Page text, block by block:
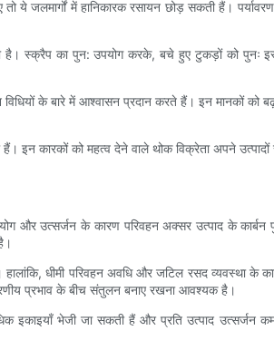
जलमार्गों में हानिकारक रसायन छोड़ सकती हैं। पर्यावरण
है। स्क्रैप का पुन: उपयोग करके, बचे हुए टुकड़ों को
के बारे में आश्वासन प्रदान करते हैं। इन मानकों को
हैं। इन कारकों को महत्व देने वाले थोक विक्रेता अपने
और उत्सर्जन के कारण परिवहन अक्सर उत्पाद के कार्बन
धीमी परिवहन अवधि और जटिल रसद व्यवस्था के
प्रभाव के बीच संतुलन बनाए रखना आवश्यक है।
भेजी जा सकती हैं और प्रति उत्पाद उत्सर्जन